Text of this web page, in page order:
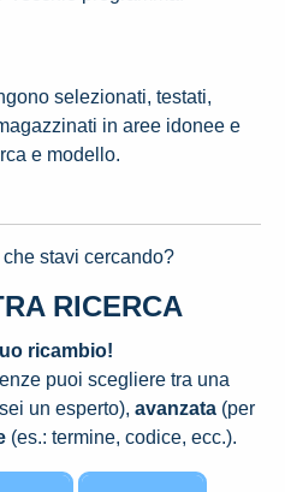
selezionati, testati,
in aree idonee e
e modello.
stavi cercando?
RICERCA
ricambio!
puoi scegliere tra una
un esperto), avanzata (per
(es.: termine, codice, ecc.).